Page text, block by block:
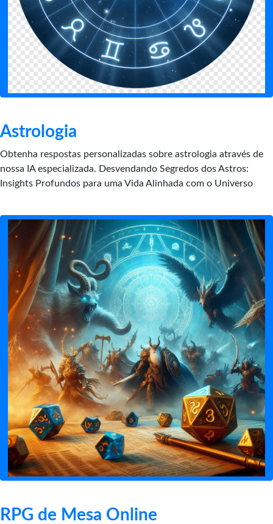
Astrologia
Obtenha respostas personalizadas sobre astrologia através de
nossa IA especializada. Desvendando Segredos dos Astros:
Insights Profundos para uma Vida Alinhada com o Universo
RPG de Mesa Online